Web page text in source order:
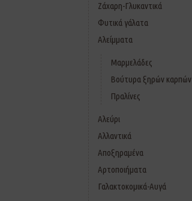
Ζάχαρη-Γλυκαντικά
Φυτικά γάλατα
Αλείμματα
Μαρμελάδες
Βούτυρα ξηρών καρπών
Πραλίνες
Αλεύρι
Αλλαντικά
Αποξηραμένα
Αρτοποιήματα
Γαλακτοκομικά-Αυγά